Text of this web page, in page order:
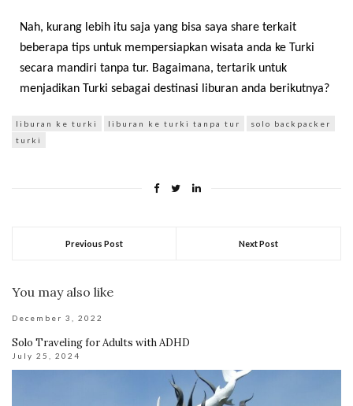
Nah, kurang lebih itu saja yang bisa saya share terkait
beberapa tips untuk mempersiapkan wisata anda ke Turki
secara mandiri tanpa tur. Bagaimana, tertarik untuk
menjadikan Turki sebagai destinasi liburan anda berikutnya?
liburan ke turki liburan ke turki tanpa tur
solo backpacker
turki
Previous Post Next Post
You may also like
December 3, 2022
Solo Traveling for Adults with ADHD
July 25, 2024